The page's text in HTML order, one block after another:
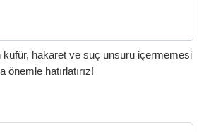
küfür, hakaret ve suç unsuru içermemesi
önemle hatırlatırız!